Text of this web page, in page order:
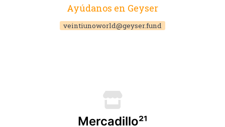
Ayúdanos en Geyser
veintiunoworld@geyser.fund
Mercadillo²¹